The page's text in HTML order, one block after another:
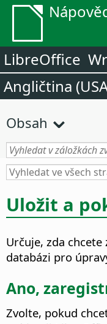
LibreOffice
Angličtina
Obsah
Uložit a
Určuje, zda
databázi pro
Ano,
Zvolte, pokud